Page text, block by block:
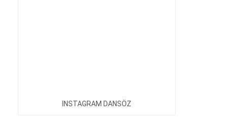
INSTAGRAM DANSÖZ